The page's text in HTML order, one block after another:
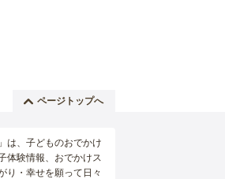
ページトップへ
は、子どものおでかけ
体験情報、おでかけス
り・幸せを願って日々